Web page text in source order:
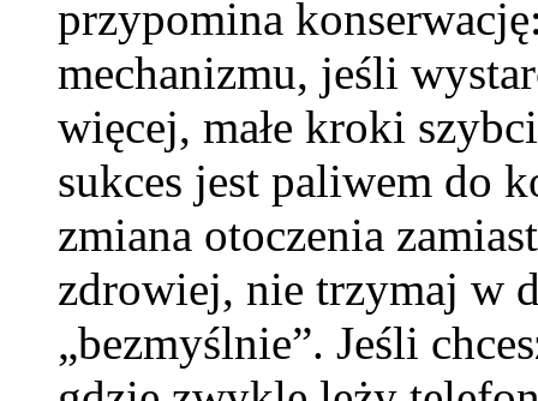
przypomina
mechanizmu, jeśli
więcej, małe kroki
sukces jest paliwem do
zmiana otoczenia
zdrowiej, nie trzymaj w
„bezmyślnie”. Jeśli